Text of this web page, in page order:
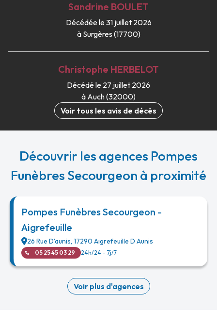
Sandrine BOULET
Décédée le 31 juillet 2026
à Surgères (17700)
Christophe HERBELOT
Décédé le 27 juillet 2026
à Auch (32000)
Voir tous les avis de décès
Découvrir les agences Pompes
Funèbres Secourgeon à proximité
Pompes Funèbres Secourgeon -
Aigrefeuille
26 Rue D'aunis, 17290 Aigrefeuille D Aunis
05 25 45 03 29 24h/24 - 7j/7
Voir plus d'agences